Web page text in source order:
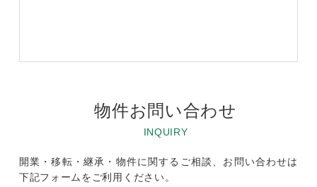
物件お問い合わせ
INQUIRY
開業・移転・継承・物件に関するご相談、お問い合わせは
下記フォームをご利用ください。